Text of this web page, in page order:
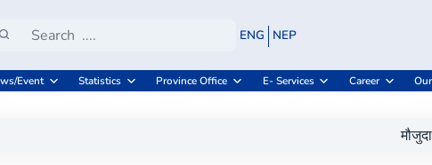
ENG NEP
Event Statistics Province Office E- Services Career
मौजुदा